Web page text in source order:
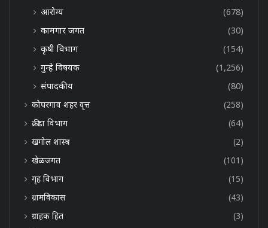
आरोग्य
(678)
कामगार जगत
(30)
कृषी विभाग
(154)
गुन्हे विषयक
(1,256)
संपादकीय
(80)
कोपरगाव शहर वृत्त
(258)
क्रीडा विभाग
(64)
खगोल शास्त्र
(2)
खेळजगत
(101)
गृह विभाग
(15)
ग्रामविकास
(43)
ग्राहक हित
(3)